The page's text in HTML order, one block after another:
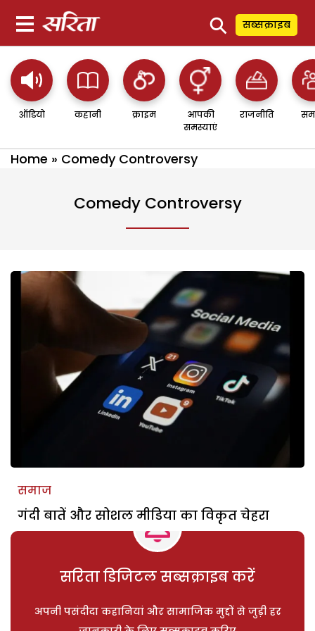
⚲ सब्सक्राइब
ऑडियो कहानी क्राइम
आपकी
समस्याएं
राजनीति
Home » Comedy Controversy
Comedy Controversy
समाज
गंदी बातें और सोशल मीडिया का विकृत चेहरा
सरिता डिजिटल सब्सक्राइब करें
अपनी पसंदीदा कहानियां और सामाजिक मुद्दों से जुड़ी हर